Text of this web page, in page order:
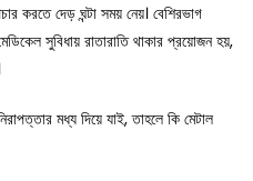
করতে দেড় ঘন্টা সময় নেয়। বেশিরভাগ
সুবিধায় রাতারাতি থাকার প্রয়োজন হয়,
মধ্য দিয়ে যাই, তাহলে কি মেটাল